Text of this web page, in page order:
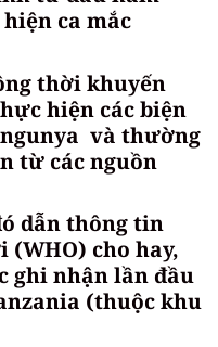
ca mắc
thời khuyến
hiện các biện
và thường
từ các nguồn
dẫn thông tin
(WHO) cho hay,
ghi nhận lần đầu
(thuộc khu